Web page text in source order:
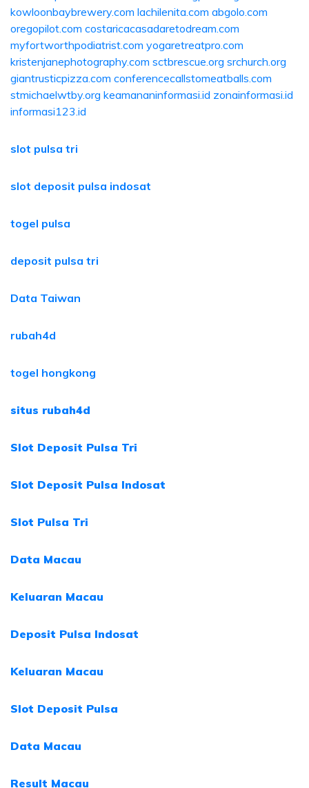
kowloonbaybrewery.com lachilenita.com abgolo.com
oregopilot.com costaricacasadaretodream.com
myfortworthpodiatrist.com yogaretreatpro.com
kristenjanephotography.com sctbrescue.org srchurch.org
giantrusticpizza.com conferencecallstomeatballs.com
stmichaelwtby.org keamananinformasi.id zonainformasi.id
informasi123.id
slot pulsa tri
slot deposit pulsa indosat
togel pulsa
deposit pulsa tri
Data Taiwan
rubah4d
togel hongkong
situs rubah4d
Slot Deposit Pulsa Tri
Slot Deposit Pulsa Indosat
Slot Pulsa Tri
Data Macau
Keluaran Macau
Deposit Pulsa Indosat
Keluaran Macau
Slot Deposit Pulsa
Data Macau
Result Macau